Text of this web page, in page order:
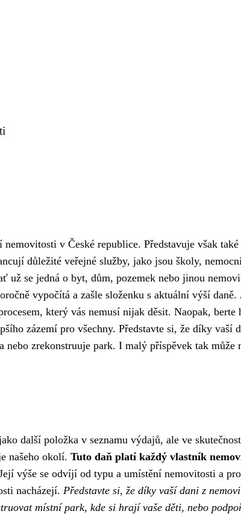
v České republice. Představuje však
důležité veřejné služby, jako jsou školy,
už se jedná o byt, dům, pozemek nebo jinou
vypočítá a zašle složenku s aktuální výší daně.
který vás nemusí nijak děsit. Naopak, berte
zázemí pro všechny. Představte si, že díky vaší
nebo zrekonstruuje park. I malý příspěvek tak může
další položka v seznamu výdajů, ale ve
našeho okolí. Tuto daň platí každý vlastník
výše se odvíjí od typu a umístění nemovitosti a
nacházejí. Představte si, že díky vaší dani z
místní park, kde si hrají vaše děti, nebo